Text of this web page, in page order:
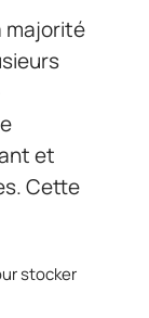
majorité
et
Cette
stocker